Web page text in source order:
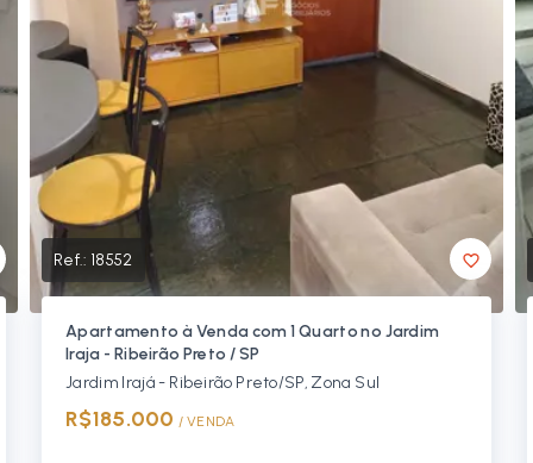
Ref.: 18552
Apartamento à Venda com 1 Quarto no Jardim
Iraja - Ribeirão Preto / SP
Jardim Irajá - Ribeirão Preto/SP, Zona Sul
R$185.000 / VENDA